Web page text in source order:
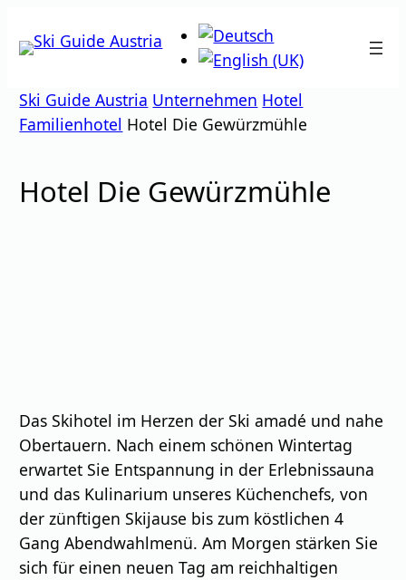
Inhalt
Ski Guide Austria Unternehmen Hotel
Familienhotel Hotel Die Gewürzmühle
Hotel Die Gewürzmühle
Das Skihotel im Herzen der Ski amadé und nahe
Obertauern. Nach einem schönen Wintertag
erwartet Sie Entspannung in der Erlebnissauna
und das Kulinarium unseres Küchenchefs, von
der zünftigen Skijause bis zum köstlichen 4
Gang Abendwahlmenü. Am Morgen stärken Sie
sich für einen neuen Tag am reichhaltigen